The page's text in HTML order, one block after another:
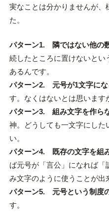
実なことは分かりませんが、
た。
パターン1. 隣ではない他の
続したところに置けないとい
あるんです。
パターン2. 元号が1文字にな
す。なくはないとは思います
パターン3. 組み文字を作らな
神。どうしても一文字にした
い。
パターン4. 既存の文字を組
ば元号が「言公」になれば「
み文字のように使うことが出
パターン5. 元号という制度の
す。